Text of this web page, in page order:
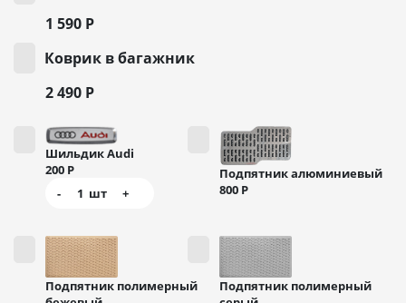
1 590 Р
Коврик в багажник
2 490 Р
Шильдик Audi
200 Р
-
1 шт +
Подпятник алюминиевый
800 Р
Подпятник полимерный
Подпятник полимерный